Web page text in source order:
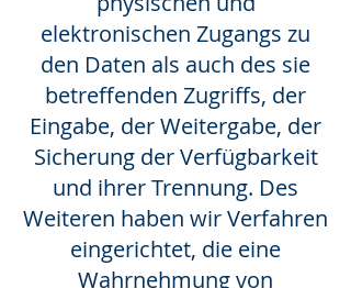
elektronischen Zugangs zu
den Daten als auch des sie
betreffenden Zugriffs, der
Eingabe, der Weitergabe, der
Sicherung der Verfügbarkeit
und ihrer Trennung. Des
Weiteren haben wir Verfahren
eingerichtet, die eine
Wahrnehmung von